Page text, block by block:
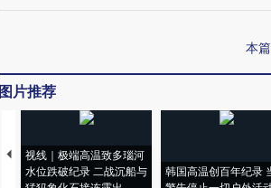
本
图片推荐
视线｜极端高温致多瑙河
水位跌破纪录 二战沉船与
韩国高温创百年纪录